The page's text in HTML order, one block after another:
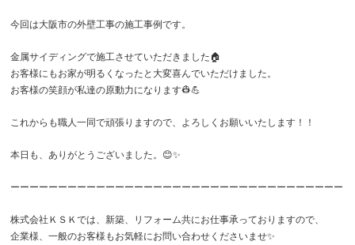
今回は大阪市の外壁工事の施工事例です。
金属サイディングで施工させていただきました🏠
お客様にもお家が明るくなったと大変喜んでいただけました。
お客様の笑顔が私達の原動力になります👷💪
これからも職人一同で頑張りますので、よろしくお願いいたします！！
本日も、ありがとうございました。😊✨️
ーーーーーーーーーーーーーーーーーーーーーーーーーーーーーーーーーーー
株式会社ＫＳＫでは、新築、リフォーム共にお仕事承っておりますので、
企業様、一般のお客様もお気軽にお問い合わせくださいませ✨